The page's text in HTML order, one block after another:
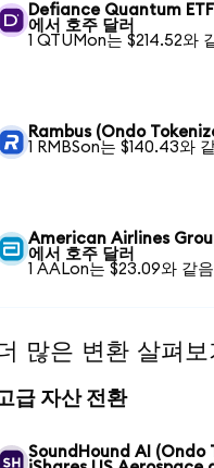
Defiance Quantum
에서 호주 달러
1 QTUMon는 $214.52와
Rambus (Ondo
1 RMBSon는 $140.43와
American Airlines
에서 호주 달러
1 AALon는 $23.09와 같음
많은 변환 살펴보
급 자산 전환
SoundHound AI (Ondo